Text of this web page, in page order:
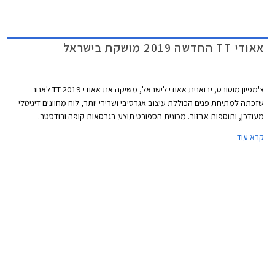
אאודי TT החדשה 2019 מושקת בישראל
צ'מפיון מוטורס, יבואנית אאודי לישראל, משיקה את אאודי TT 2019 לאחר
שזכתה למתיחת פנים הכוללת עיצוב אגרסיבי ושרירי יותר, לוח מחוונים דיגיטלי
מעודכן, ותוספות אבזור. מכונית הספורט תוצע בגרסאות קופה ורודסטר.
קרא עוד